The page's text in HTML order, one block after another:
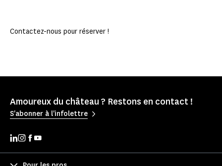
Contactez-nous pour réserver !
Amoureux du château ? Restons en contact !
S'abonner à l'infolettre